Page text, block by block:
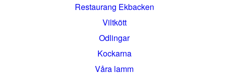
Restaurang Ekbacken
Viltkött
Odlingar
Kockarna
Våra lamm